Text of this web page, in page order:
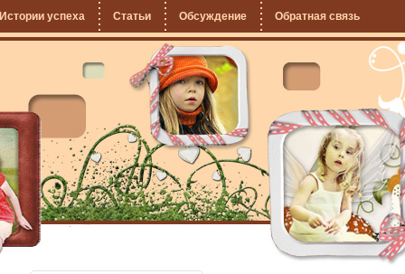
Истории успеха Статьи Обсуждение Обратная связь